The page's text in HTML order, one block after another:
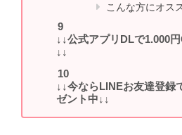
こんな方にオス
↓↓公式アプリDLで1.000
↓↓
↓↓今ならLINEお友達登録
ゼント中↓↓